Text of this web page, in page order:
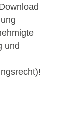
und